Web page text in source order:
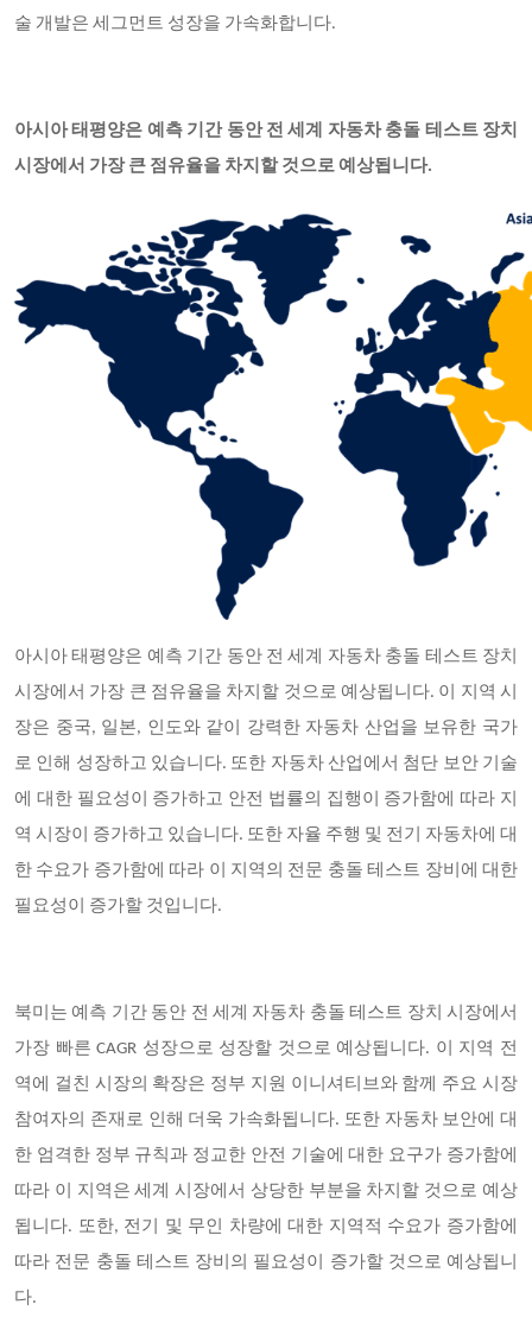
술 개발은 세그먼트 성장을 가속화합니다.
아시아 태평양은 예측 기간 동안 전 세계 자동차 충돌 테스트 장치
시장에서 가장 큰 점유율을 차지할 것으로 예상됩니다.
아시아 태평양은 예측 기간 동안 전 세계 자동차 충돌 테스트 장치
시장에서 가장 큰 점유율을 차지할 것으로 예상됩니다. 이 지역 시
장은 중국, 일본, 인도와 같이 강력한 자동차 산업을 보유한 국가
로 인해 성장하고 있습니다. 또한 자동차 산업에서 첨단 보안 기술
에 대한 필요성이 증가하고 안전 법률의 집행이 증가함에 따라 지
역 시장이 증가하고 있습니다. 또한 자율 주행 및 전기 자동차에 대
한 수요가 증가함에 따라 이 지역의 전문 충돌 테스트 장비에 대한
필요성이 증가할 것입니다.
북미는 예측 기간 동안 전 세계 자동차 충돌 테스트 장치 시장에서
가장 빠른 CAGR 성장으로 성장할 것으로 예상됩니다. 이 지역 전
역에 걸친 시장의 확장은 정부 지원 이니셔티브와 함께 주요 시장
참여자의 존재로 인해 더욱 가속화됩니다. 또한 자동차 보안에 대
한 엄격한 정부 규칙과 정교한 안전 기술에 대한 요구가 증가함에
따라 이 지역은 세계 시장에서 상당한 부분을 차지할 것으로 예상
됩니다. 또한, 전기 및 무인 차량에 대한 지역적 수요가 증가함에
따라 전문 충돌 테스트 장비의 필요성이 증가할 것으로 예상됩니
다.